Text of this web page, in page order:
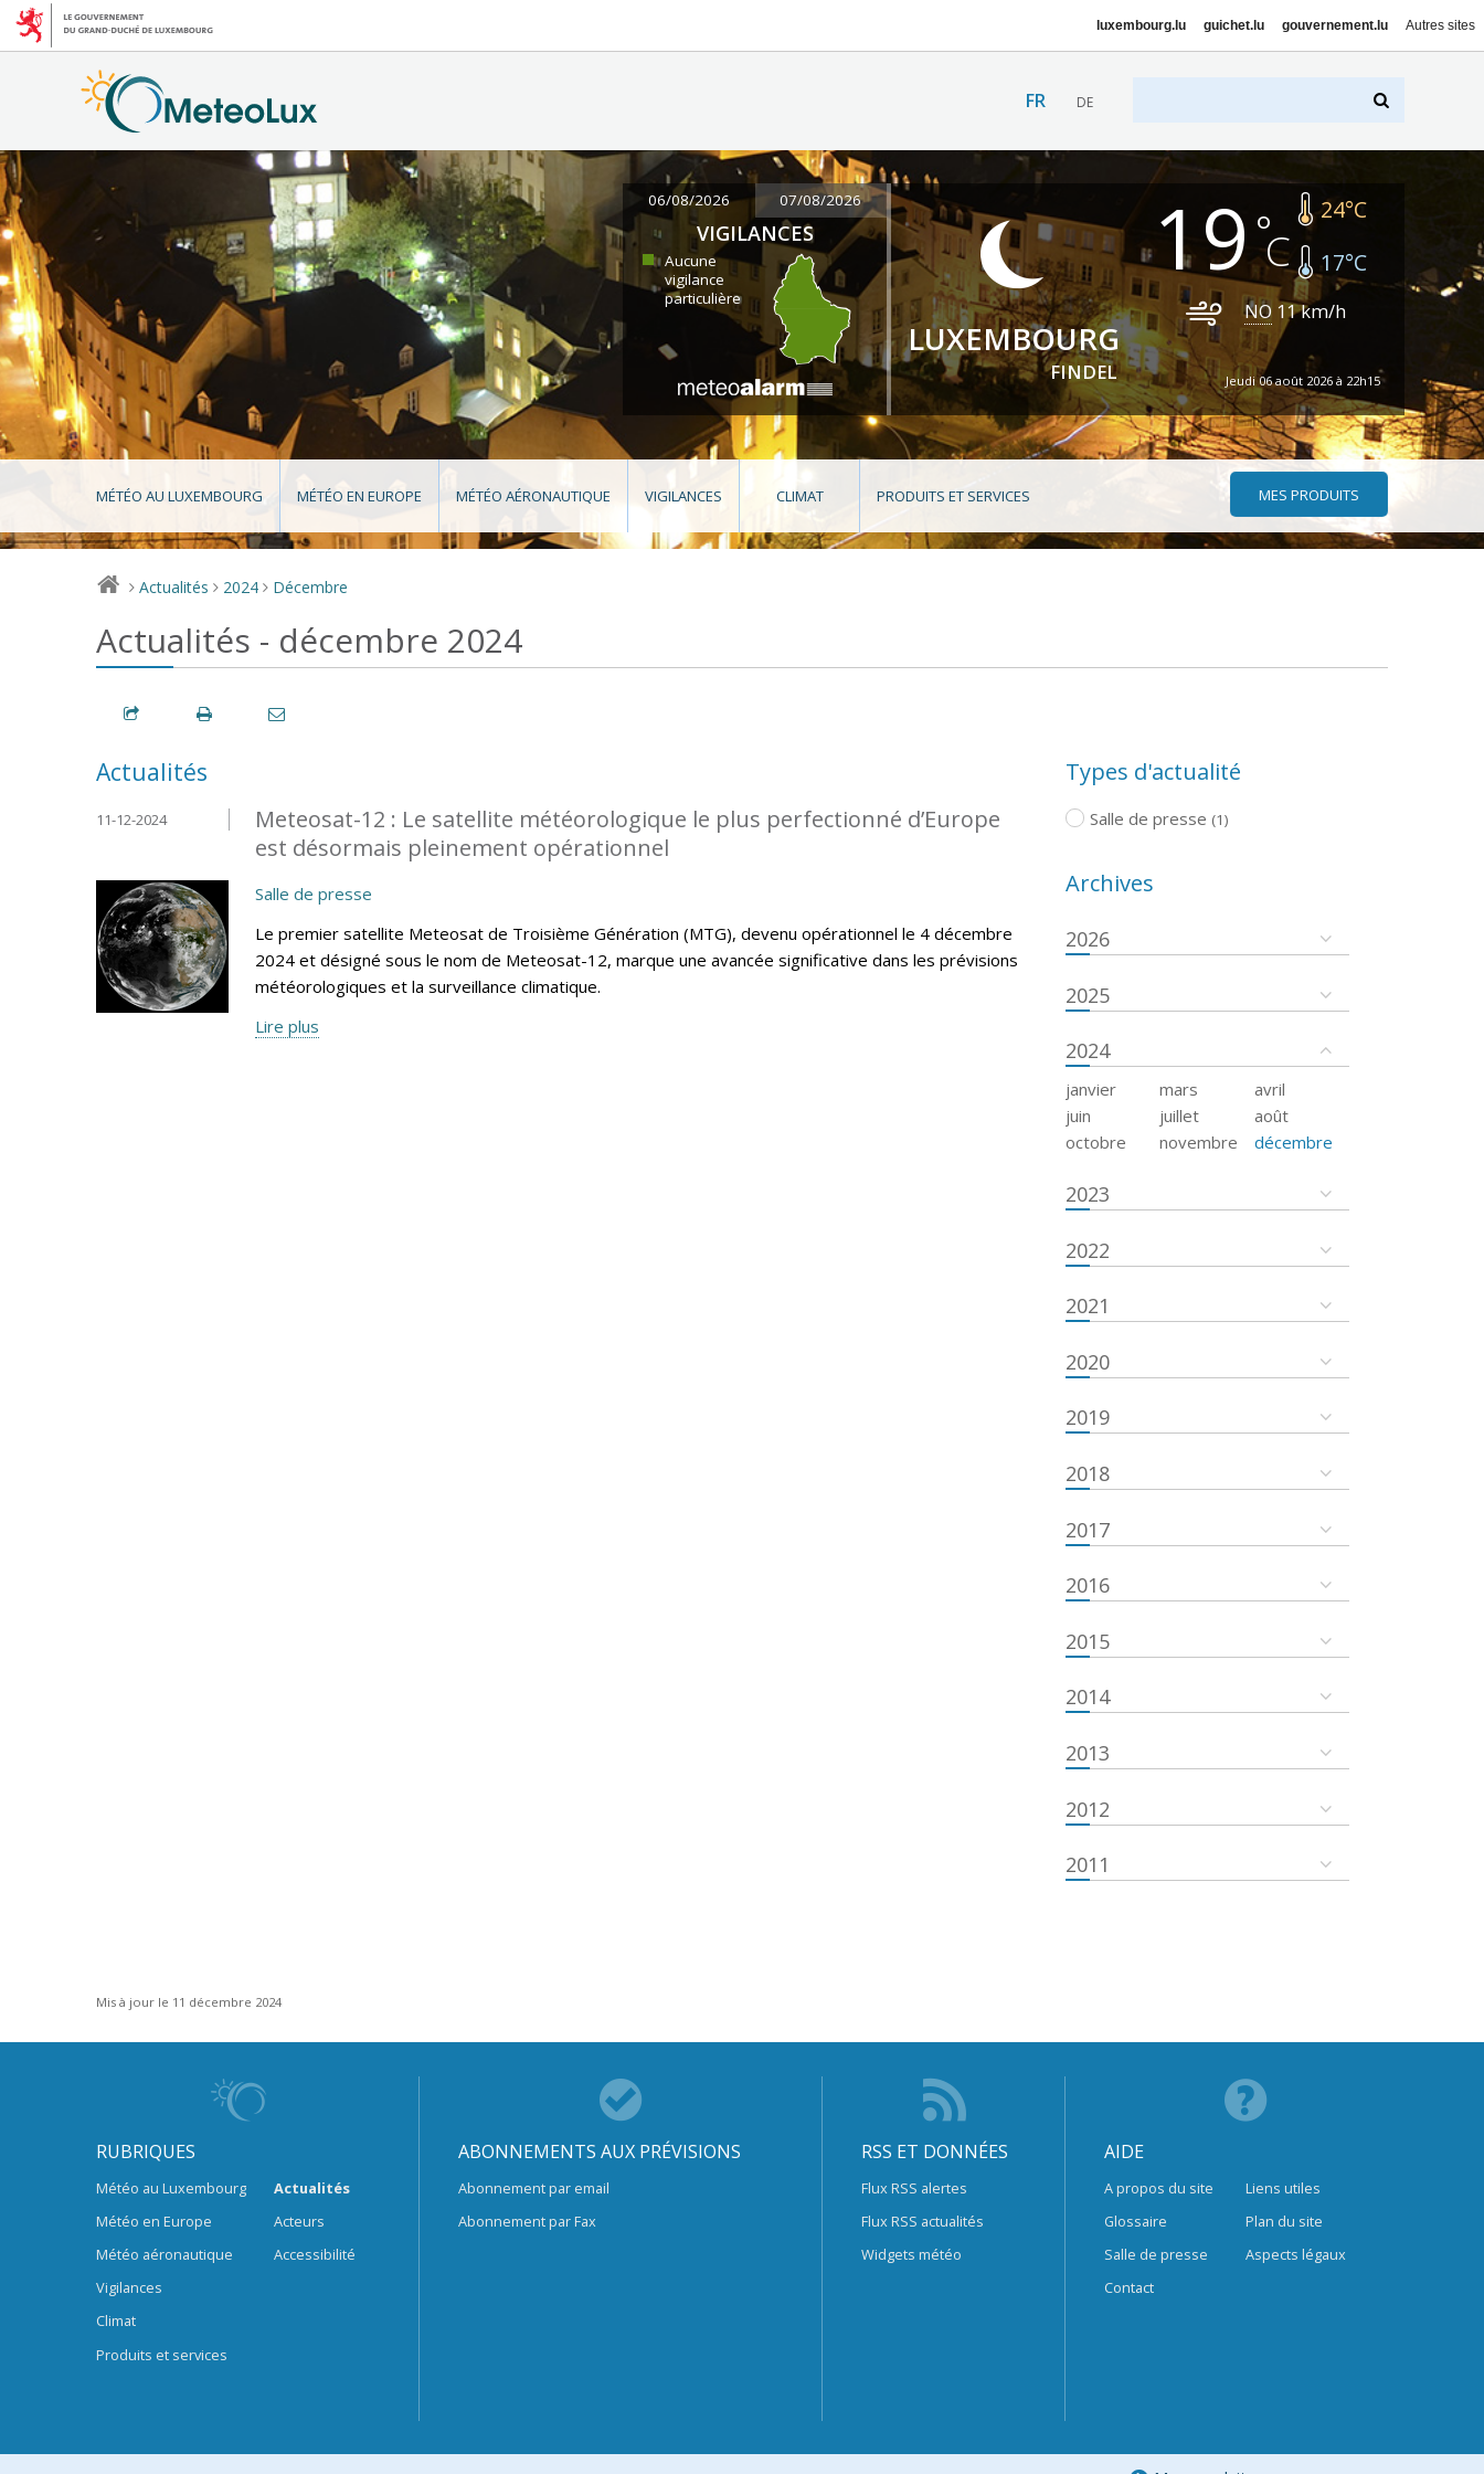
luxembourg.lu guichet.lu gouvernement.lu Autres sites
FR DE
06/08/2026 07/08/2026
VIGILANCES
Aucune
vigilance
particulière
LUXEMBOURG
FINDEL
19 24°C
17°C
NO 11km/h
Jeudi 06 août 2026 à 22h15
MÉTÉO AU LUXEMBOURG MÉTÉO EN EUROPE MÉTÉO AÉRONAUTIQUE VIGILANCES CLIMAT PRODUITS ET SERVICES MES PRODUITS
> Actualités > 2024 > Décembre
Actualités - décembre 2024
Actualités
Meteosat-12 : Le satellite météorologique le plus perfectionné d’Europe
est désormais pleinement opérationnel
11-12-2024
Salle de presse
Le premier satellite Meteosat de Troisième Génération (MTG), devenu opérationnel le 4 décembre
2024 et désigné sous le nom de Meteosat-12, marque une avancée significative dans les prévisions
météorologiques et la surveillance climatique.
Lire plus
Types d'actualité
Salle de presse (1)
Archives
2026
2025
2024
janvier mars
avril
juin
juillet
août
octobre
novembre décembre
2023
2022
2021
2020
2019
2018
2017
2016
2015
2014
2013
2012
2011
Mis à jour le 11 décembre 2024
RUBRIQUES
Météo au Luxembourg
Météo en Europe
Météo aéronautique
Vigilances
Climat
Produits et services
Actualités
Acteurs
Accessibilité
ABONNEMENTS AUX PRÉVISIONS
Abonnement par email
Abonnement par Fax
RSS ET DONNÉES
Flux RSS alertes
Flux RSS actualités
Widgets météo
AIDE
A propos du site
Glossaire
Salle de presse
Contact
Liens utiles
Plan du site
Aspects légaux